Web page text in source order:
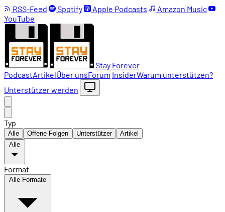
RSS-Feed Spotify Apple Podcasts
Amazon Music
YouTube
Stay Forever
PodcastArtikelÜber unsForum InsiderWarum unterstützen?
Unterstützer werden
Typ
Alle Offene Folgen Unterstützer
Artikel
Alle
Format
Alle Formate